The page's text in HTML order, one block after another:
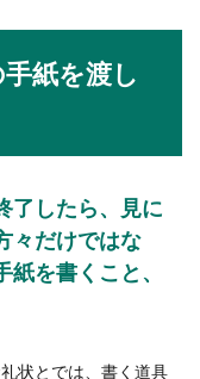
紙を渡し
了したら、見に
々だけではな
を書くこと、
状とでは、書く道具